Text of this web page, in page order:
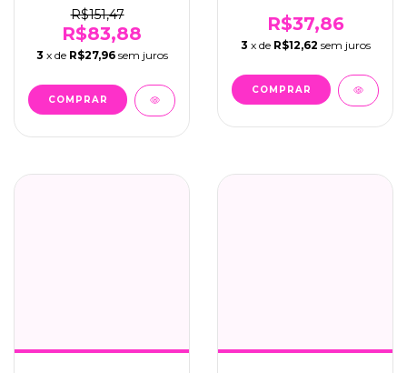
(LN09130)
R$151,47
R$83,88
3 x de R$27,96 sem juros
R$37,86
3 x de R$12,62 sem juros